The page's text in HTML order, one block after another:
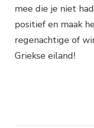
mee die je niet
positief en maak
regenachtige of
Griekse eiland!